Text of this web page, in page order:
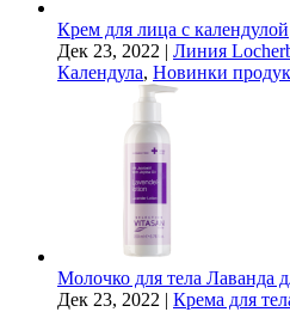
Крем для лица с календулой
Дек 23, 2022 | Линия
Календула, Новинки
Молочко для тела Лаванда
Дек 23, 2022 | Крема для